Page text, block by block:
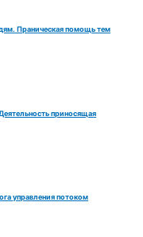
Праническая помощь тем
приносящая
управления потоком